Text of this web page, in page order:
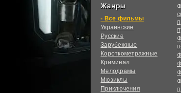
Жанры
фильмы
Украинcкие
Русские
Зарубежные
Короткометражные
Криминал
Мелодрамы
Мюзиклы
Приключения